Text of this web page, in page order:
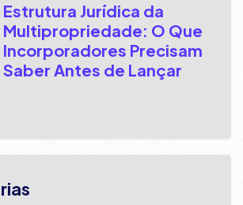
Estrutura Jurídica da
Multipropriedade: O Que
Incorporadores Precisam
Saber Antes de Lançar